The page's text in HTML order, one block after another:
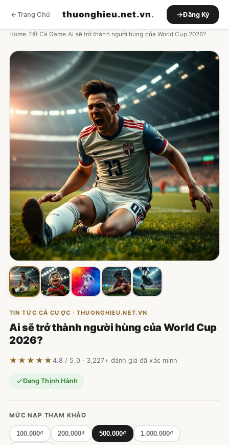
Trang Chủ thuonghieu.net.vn. Đăng Ký
Home ›Tất Cả Game ›Ai sẽ trở thành người hùng của World Cup 2026?
TIN TỨC CÁ CƯỢC · THUONGHIEU.NET.VN
Ai sẽ trở thành người hùng của World Cup
2026?
★★★★★ 4.8 / 5.0 · 3,227+ đánh giá đã xác minh
Đang Thịnh Hành
MỨC NẠP THAM KHẢO
100.000₫ 200.000₫ 500.000₫ 1.000.000₫